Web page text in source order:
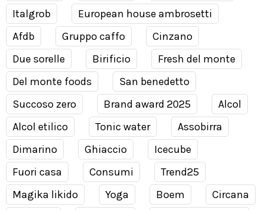
Italgrob
European house ambrosetti
Afdb
Gruppo caffo
Cinzano
Due sorelle
Birificio
Fresh del monte
Del monte foods
San benedetto
Succoso zero
Brand award 2025
Alcol
Alcol etilico
Tonic water
Assobirra
Dimarino
Ghiaccio
Icecube
Fuori casa
Consumi
Trend25
Magika likido
Yoga Boem
Circana